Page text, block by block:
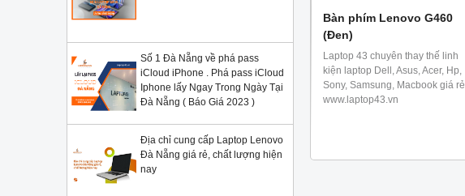
Số 1 Đà Nẵng về phá pass
iCloud iPhone . Phá pass iCloud
Iphone lấy Ngay Trong Ngày Tại
Đà Nẵng ( Báo Giá 2023 )
Địa chỉ cung cấp Laptop Lenovo
Đà Nẵng giá rẻ, chất lượng hiện
nay
Bàn phím Lenovo G460
(Đen)
Laptop 43 chuyên thay thế linh
kiện laptop Dell, Asus, Acer, Hp,
Sony, Samsung, Macbook giá rẻ
www.laptop43.vn